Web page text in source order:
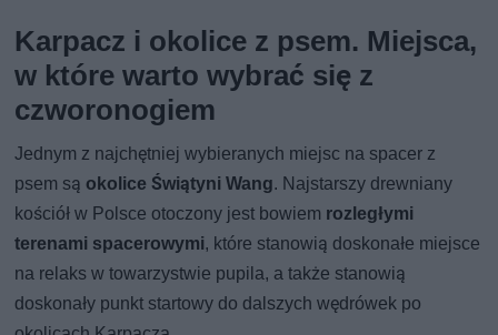
Karpacz i okolice z psem. Miejsca,
w które warto wybrać się z
czworonogiem
Jednym z najchętniej wybieranych miejsc na spacer z
psem są okolice Świątyni Wang. Najstarszy drewniany
kościół w Polsce otoczony jest bowiem rozległymi
terenami spacerowymi, które stanowią doskonałe miejsce
na relaks w towarzystwie pupila, a także stanowią
doskonały punkt startowy do dalszych wędrówek po